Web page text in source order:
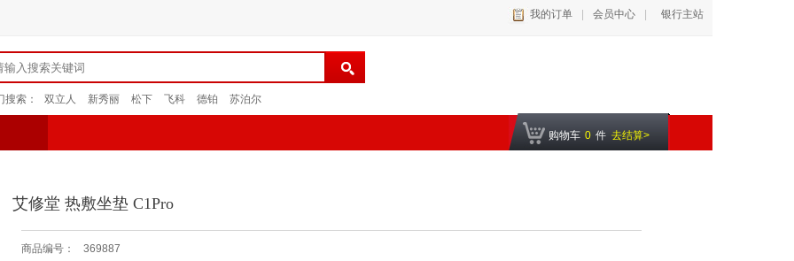
我的订单 会员中心 银行主站
搜索： 双立人 新秀丽 松下 飞科 德铂 苏泊尔
购物车 0 件 去结算>
艾修堂 热敷坐垫 C1Pro
商品编号： 369887